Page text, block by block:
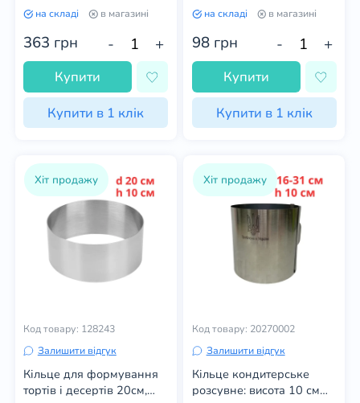
16-31 см
на складі в магазині
363 грн - +
Купити
Купити в 1 клік
на складі в магазині
98 грн - +
Купити
Купити в 1 клік
Хіт продажу
Код товару: 128243
Залишити відгук
Кільце для формування
тортів і десертів 20см,
Хіт продажу
Код товару: 20270002
Залишити відгук
Кільце кондитерське
розсувне: висота 10 см